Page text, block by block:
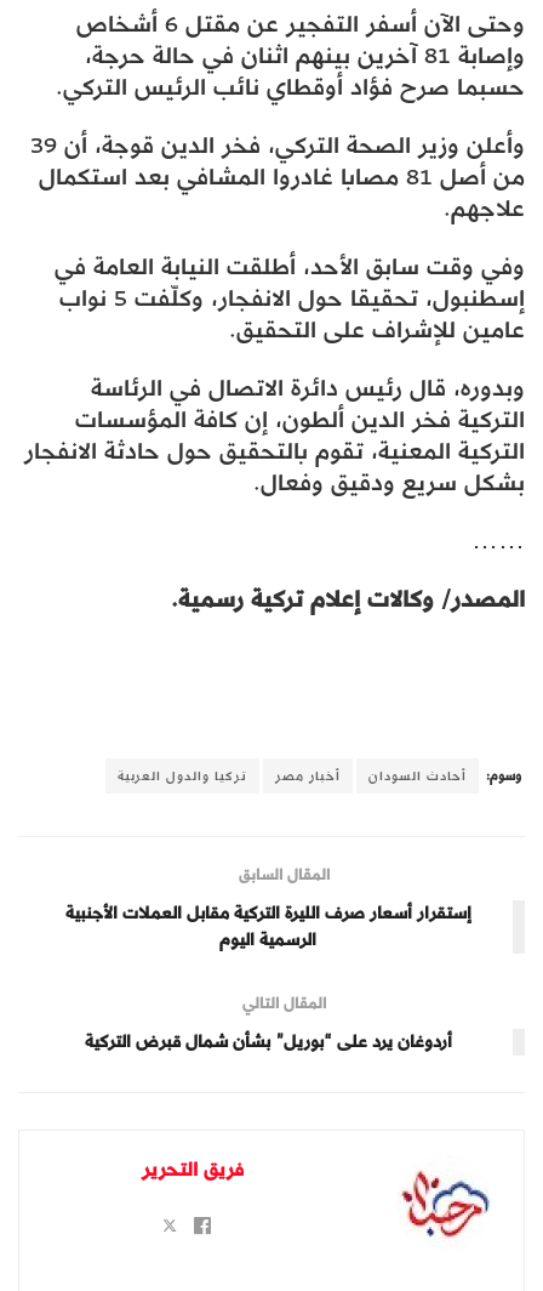
وحتى الآن أسفر التفجير عن مقتل 6 أشخاص
وإصابة 81 آخرين بينهم اثنان في حالة حرجة،
حسبما صرح فؤاد أوقطاي نائب الرئيس التركي.
وأعلن وزير الصحة التركي، فخر الدين قوجة، أن 39
من أصل 81 مصابا غادروا المشافي بعد استكمال
علاجهم.
وفي وقت سابق الأحد، أطلقت النيابة العامة في
إسطنبول، تحقيقا حول الانفجار، وكلّفت 5 نواب
عامين للإشراف على التحقيق.
وبدوره، قال رئيس دائرة الاتصال في الرئاسة
التركية فخر الدين ألطون، إن كافة المؤسسات
التركية المعنية، تقوم بالتحقيق حول حادثة الانفجار
بشكل سريع ودقيق وفعال.
……
المصدر/ وكالات إعلام تركية رسمية.
وسوم: أحادث السودان أخبار مصر تركيا والدول العربية
المقال السابق
إستقرار أسعار صرف الليرة التركية مقابل العملات الأجنبية
الرسمية اليوم
المقال التالي
أردوغان يرد على “بوريل” بشأن شمال قبرض التركية
فريق التحرير